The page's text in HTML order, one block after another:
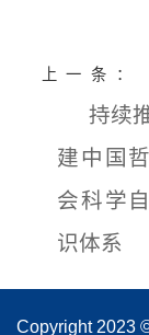
上一条：
持续
建中国
会科学
识体系
Copyright 2023